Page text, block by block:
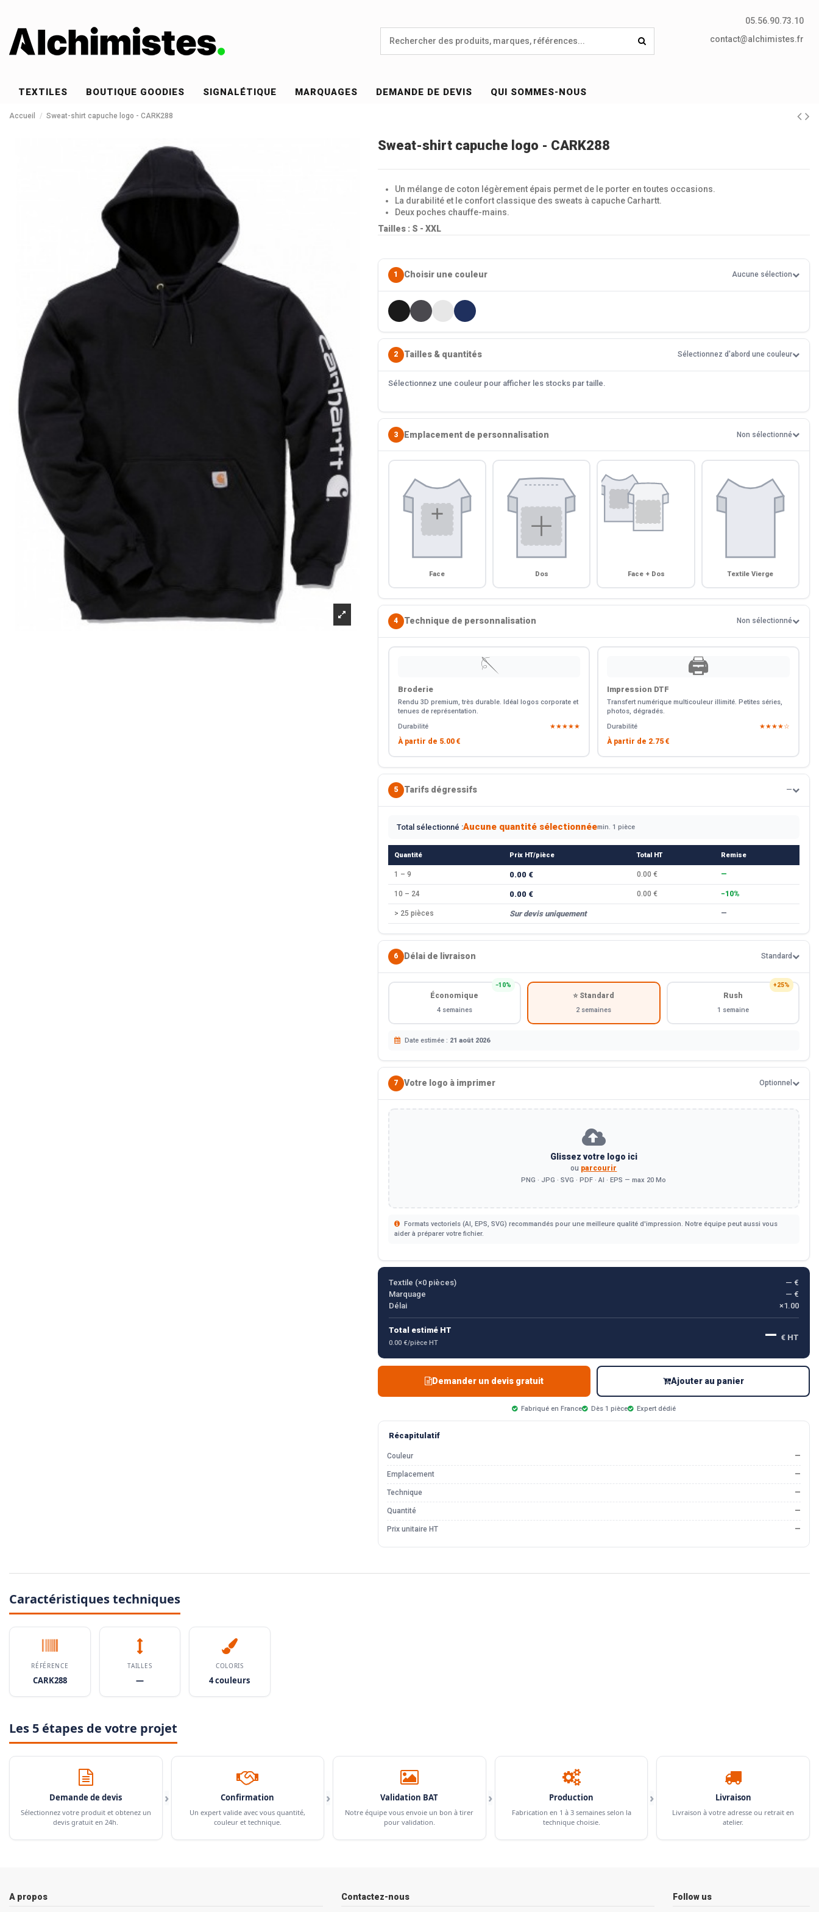
05.56.90.73.10
contact@alchimistes.fr
TEXTILES BOUTIQUE GOODIES SIGNALÉTIQUE MARQUAGES DEMANDE DE DEVIS QUI SOMMES-NOUS
Accueil Sweat-shirt capuche logo - CARK288
Sweat-shirt capuche logo - CARK288
Un mélange de coton légèrement épais permet de le porter en toutes occasions.
La durabilité et le confort classique des sweats à capuche Carhartt.
Deux poches chauffe-mains.
Tailles : S - XXL
1 Choisir une couleur Aucune sélection
2 Tailles & quantités Sélectionnez d'abord une couleur
Sélectionnez une couleur pour afficher les stocks par taille.
3 Emplacement de personnalisation Non sélectionné
Face Dos Face + Dos Textile Vierge
4 Technique de personnalisation Non sélectionné
🪡
Broderie
Rendu 3D premium, très durable. Idéal logos corporate et
tenues de représentation.
Durabilité
★★★★★
À partir de 5.00 €
🖨️
Impression DTF
Transfert numérique multicouleur illimité. Petites séries,
photos, dégradés.
Durabilité
★★★★☆
À partir de 2.75 €
5 Tarifs dégressifs —
Total sélectionné :Aucune quantité sélectionnéemin. 1 pièce
Quantité Prix HT/pièce Total HT Remise
1 – 9 0.00 € 0.00 € —
10 – 24 0.00 € 0.00 € −10%
> 25 pièces Sur devis uniquement —
6 Délai de livraison Standard
−10%
Économique
4 semaines
⭐ Standard
2 semaines
+25%
Rush
1 semaine
Date estimée : 21 août 2026
7 Votre logo à imprimer Optionnel
Glissez votre logo ici
ou parcourir
PNG · JPG · SVG · PDF · AI · EPS — max 20 Mo
Formats vectoriels (AI, EPS, SVG) recommandés pour une meilleure qualité d'impression. Notre équipe peut aussi vous
aider à préparer votre fichier.
Textile (×0pièces)
— €
Marquage
— €
Délai
×1.00
Total estimé HT
0.00 €/pièce HT — € HT
Demander un devis gratuit Ajouter au panier
Fabriqué en France Dès 1 pièce Expert dédié
Récapitulatif
Couleur —
Emplacement —
Technique —
Quantité —
Prix unitaire HT —
Caractéristiques techniques
RÉFÉRENCE
CARK288
TAILLES
—
COLORIS
4 couleurs
Les 5 étapes de votre projet
Demande de devis
Sélectionnez votre produit et obtenez un
devis gratuit en 24h.
› Confirmation
Un expert valide avec vous quantité,
couleur et technique.
› Validation BAT
Notre équipe vous envoie un bon à tirer
pour validation.
› Production
Fabrication en 1 à 3 semaines selon la
technique choisie.
› Livraison
Livraison à votre adresse ou retrait en
atelier.
A propos Contactez-nous Follow us